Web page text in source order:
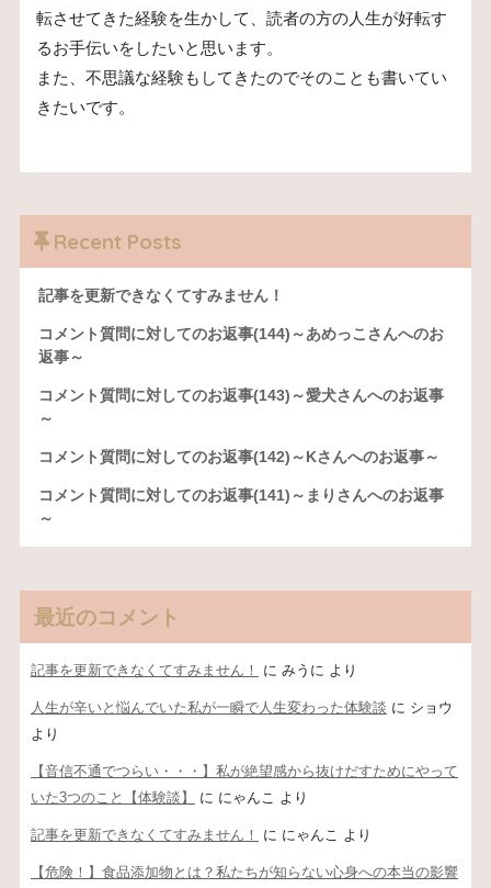
転させてきた経験を生かして、読者の方の人生が好転す
るお手伝いをしたいと思います。
また、不思議な経験もしてきたのでそのことも書いてい
きたいです。
Recent Posts
記事を更新できなくてすみません！
コメント質問に対してのお返事(144)～あめっこさんへのお
返事～
コメント質問に対してのお返事(143)～愛犬さんへのお返事
～
コメント質問に対してのお返事(142)～Kさんへのお返事～
コメント質問に対してのお返事(141)～まりさんへのお返事
～
最近のコメント
記事を更新できなくてすみません！ に みうに より
人生が辛いと悩んでいた私が一瞬で人生変わった体験談 に ショウ
より
【音信不通でつらい・・・】私が絶望感から抜けだすためにやって
いた3つのこと【体験談】
に にゃんこ より
記事を更新できなくてすみません！ に にゃんこ より
【危険！】食品添加物とは？私たちが知らない心身への本当の影響